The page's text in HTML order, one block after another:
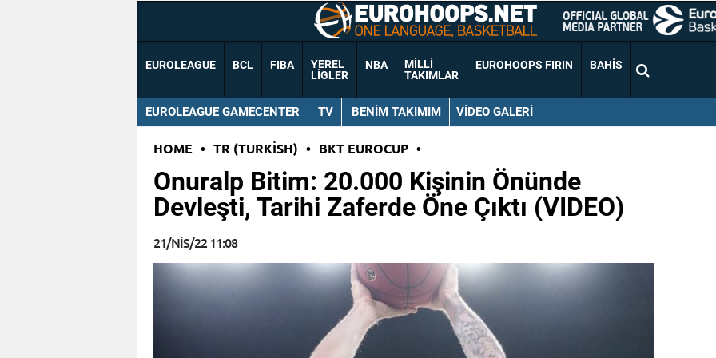
EUROLEAGUE BCL FIBA
YEREL
LIGLER
NBA
MILLI
TAKIMLAR
EUROHOOPS FIRIN BAHIS
EUROLEAGUE GAMECENTER TV BENIM TAKIMIM VIDEO GALERI
HOME • TR (TURKISH) • BKT EUROCUP •
Onuralp Bitim: 20.000 Kişinin Önünde
Devleşti, Tarihi Zaferde Öne Çıktı (VIDEO)
21/NIS/22 11:08